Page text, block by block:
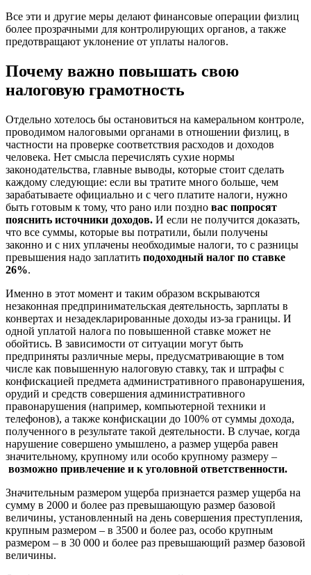
Все эти и другие меры делают финансовые операции физлиц
более прозрачными для контролирующих органов, а также
предотвращают уклонение от уплаты налогов.
Почему важно повышать свою
налоговую грамотность
Отдельно хотелось бы остановиться на камеральном контроле,
проводимом налоговыми органами в отношении физлиц, в
частности на проверке соответствия расходов и доходов
человека. Нет смысла перечислять сухие нормы
законодательства, главные выводы, которые стоит сделать
каждому следующие: если вы тратите много больше, чем
зарабатываете официально и с чего платите налоги, нужно
быть готовым к тому, что рано или поздно вас попросят
пояснить источники доходов. И если не получится доказать,
что все суммы, которые вы потратили, были получены
законно и с них уплачены необходимые налоги, то с разницы
превышения надо заплатить подоходный налог по ставке
26%.
Именно в этот момент и таким образом вскрываются
незаконная предпринимательская деятельность, зарплаты в
конвертах и незадекларированные доходы из-за границы. И
одной уплатой налога по повышенной ставке может не
обойтись. В зависимости от ситуации могут быть
предприняты различные меры, предусматривающие в том
числе как повышенную налоговую ставку, так и штрафы с
конфискацией предмета административного правонарушения,
орудий и средств совершения административного
правонарушения (например, компьютерной техники и
телефонов), а также конфискации до 100% от суммы дохода,
полученного в результате такой деятельности. В случае, когда
нарушение совершено умышлено, а размер ущерба равен
значительному, крупному или особо крупному размеру –
возможно привлечение и к уголовной ответственности.
Значительным размером ущерба признается размер ущерба на
сумму в 2000 и более раз превышающую размер базовой
величины, установленный на день совершения преступления,
крупным размером – в 3500 и более раз, особо крупным
размером – в 30 000 и более раз превышающий размер базовой
величины.